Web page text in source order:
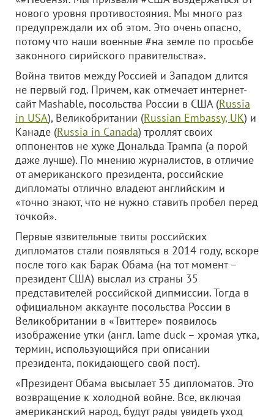
нового уровня противостояния. Мы много раз
предупреждали их об этом. Это очень опасно,
потому что наши военные #на земле по просьбе
законного сирийского правительства».
Война твитов между Россией и Западом длится
не первый год. Причем, как отмечает интернет-
сайт Mashable, посольства России в США (Russia
in USA), Великобритании (Russian Embassy, UK) и
Канаде (Russia in Canada) троллят своих
оппонентов не хуже Дональда Трампа (а порой
даже лучше). По мнению журналистов, в отличие
от американского президента, российские
дипломаты отлично владеют английским и
«точно знают, что не нужно ставить пробел перед
точкой».
Первые язвительные твиты российских
дипломатов стали появляться в 2014 году, вскоре
после того как Барак Обама (на тот момент –
президент США) выслал из страны 35
представителей российской дипмиссии. Тогда в
официальном аккаунте посольства России в
Великобритании в «Твиттере» появилось
изображение утки (англ. lame duck – хромая утка,
термин, использующийся при описании
президента, покидающего свой пост).
«Президент Обама высылает 35 дипломатов. Это
возвращение к холодной войне. Все, включая
американский народ, будут рады увидеть уход